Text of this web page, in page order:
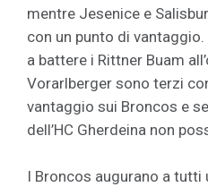
mentre Jesenice e
con un punto di
a battere i Rittner Buam
Vorarlberger sono terzi
vantaggio sui Broncos e
dell’HC Gherdeina non
I Broncos augurano a tutti